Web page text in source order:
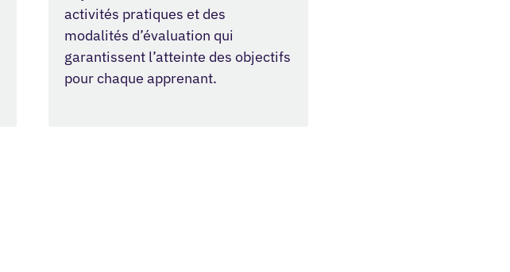
activités pratiques et des
modalités d’évaluation qui
garantissent l’atteinte des objectifs
pour chaque apprenant.